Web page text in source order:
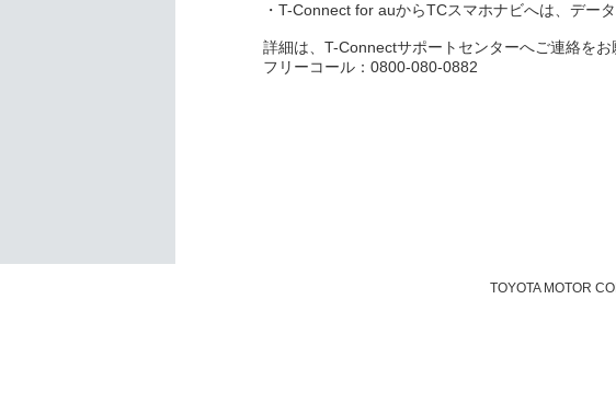
・T-Connect for auからTCスマホナビへは、デー
詳細は、T-Connectサポートセンターへご連絡をお
フリーコール：0800-080-0882
TOYOTA MOTOR